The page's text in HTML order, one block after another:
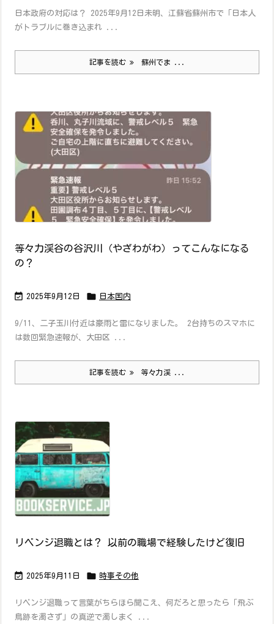
日本政府の対応は？ 2025年9月12日未明、江蘇省蘇州市で「日本人
がトラブルに巻き込まれ ...
記事を読む 蘇州でま ...
等々力渓谷の谷沢川（やざわがわ）ってこんなになる
の？
 2025年9月12日  日本国内
9/11、二子玉川付近は豪雨と雷になりました。 2台持ちのスマホに
は数回緊急速報が、大田区 ...
記事を読む 等々力渓 ...
リベンジ退職とは？ 以前の職場で経験したけど復旧
 2025年9月11日  時事その他
リベンジ退職って言葉がちらほら聞こえ、何だろと思ったら「飛ぶ
鳥跡を濁さず」の真逆で濁しまく ...